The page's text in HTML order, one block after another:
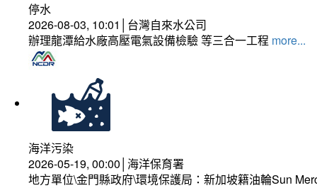
停水
2026-08-03, 10:01│台灣自來水公司
辦理龍潭給水廠高壓電氣設備檢驗 等三合一工程 more...
海洋污染
2026-05-19, 00:00│海洋保育署
地方單位\金門縣政府\環境保護局：新加坡籍油輪Sun